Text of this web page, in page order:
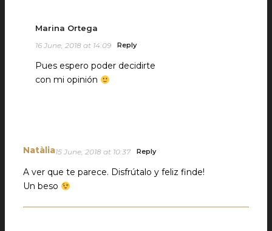
Marina Ortega
16 June, 2018 at 14:09 Reply
Pues espero poder decidirte
con mi opinión
Natàlia15 June, 2018 at 10:37 Reply
A ver que te parece. Disfrútalo y feliz finde!
Un beso